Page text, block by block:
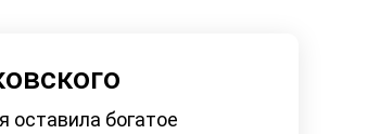
оставила богатое